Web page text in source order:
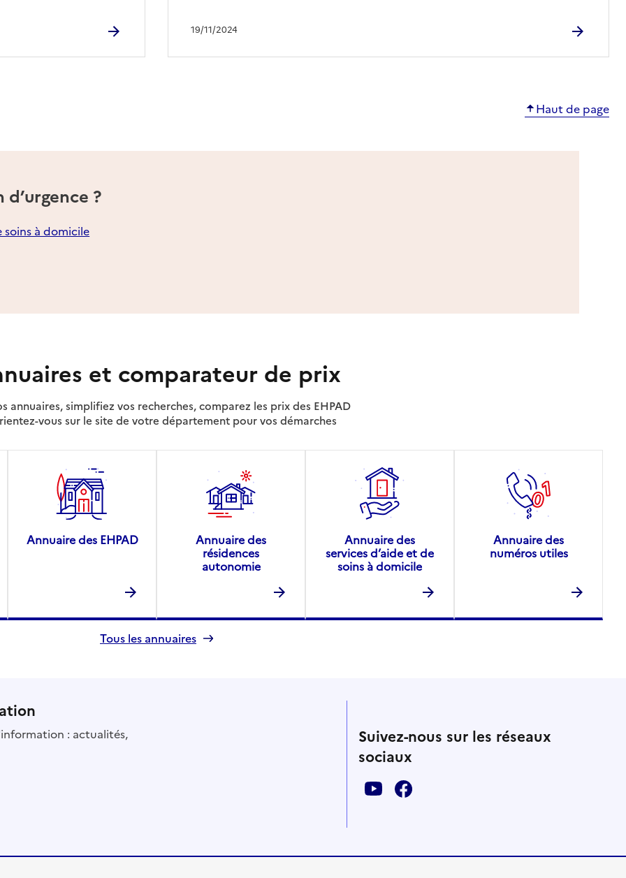
19/11/2024
Haut de page
?
soins à domicile
et comparateur de prix
annuaires, simplifiez vos recherches, comparez les prix des EHPAD
vous sur le site de votre département pour vos démarches
Annuaire des EHPAD
Annuaire des
résidences
autonomie
Annuaire des
services d’aide et de
soins à domicile
Annuaire des
numéros utiles
Tous les annuaires
: actualités,
Suivez-nous sur les réseaux
sociaux